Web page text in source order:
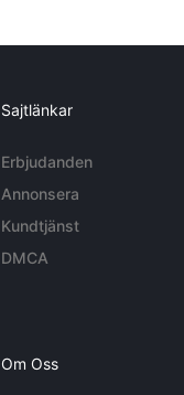
Sajtlänkar
Erbjudanden
Annonsera
Kundtjänst
DMCA
Om Oss